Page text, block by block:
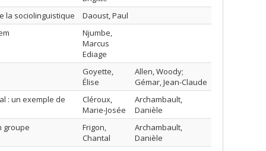
la sociolinguistique
Daoust, Paul
Njumbe,
Marcus
Ediage
Goyette,
Élise
Allen, Woody;
Gémar, Jean-Claude
: un exemple de
Cléroux,
Marie-Josée
Archambault,
Danièle
groupe
Frigon,
Chantal
Archambault,
Danièle